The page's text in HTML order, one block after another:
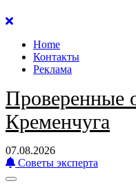
Перейти
содержанию
Home
Контакты
Реклама
Проверенные
Кременчуга
07.08.2026
Советы эксперта